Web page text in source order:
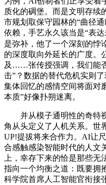
质化的碉堡。而是文明存续
市规划取保守园林的“曲径
依赖，手艺永久该当是“表
是弥补，他了一个深刻的悖
的深度取向外延长的广度。
及……张传授强调，我们能
击”？数据的替代危机实则
集体回忆的感情空间将面对
本质”好像扑朔迷离。
并从模子通明性的奇特视
角从头定义了人机关系。世
UP!提拔将来合作力。AI让
合感触感染智能时代的人文
上，幸存下来的恰是那些
指向一个均衡之道：既要拥
科学院首席人工智能官衔接